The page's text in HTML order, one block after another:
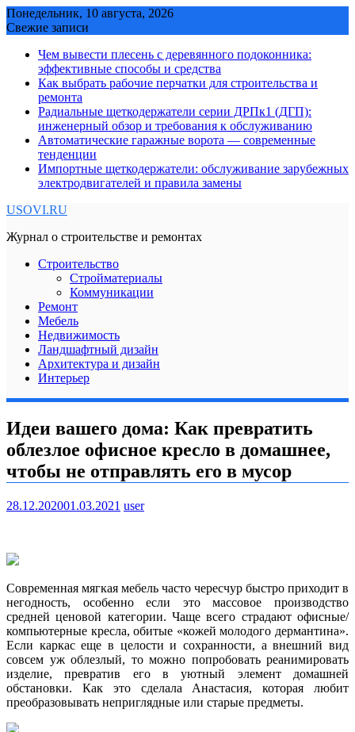
Skip
to
Понедельник, 10 августа, 2026
Свежие записи
Чем вывести плесень с деревянного подоконника:
эффективные способы и средства
Как выбрать рабочие перчатки для строительства и
ремонта
Радиальные щеткодержатели серии ДРПк1 (ДГП):
инженерный обзор и требования к обслуживанию
Автоматические гаражные ворота — современные
тенденции
Импортные щеткодержатели: обслуживание зарубежных
электродвигателей и правила замены
USOVI.RU
Журнал о строительстве и ремонтах
Строительство
Стройматериалы
Коммуникации
Ремонт
Мебель
Недвижимость
Ландшафтный дизайн
Архитектура и дизайн
Интерьер
Идеи вашего дома: Как превратить
облезлое офисное кресло в домашнее,
чтобы не отправлять его в мусор
28.12.202001.03.2021 user
Современная мягкая мебель часто чересчур быстро приходит в
негодность, особенно если это массовое производство
средней ценовой категории. Чаще всего страдают офисные/
компьютерные кресла, обитые «кожей молодого дермантина».
Если каркас еще в целости и сохранности, авнешний вид
совсем уж облезлый, то можно попробовать реанимировать
изделие, превратив его в уютный элемент домашней
обстановки. Как это сделала Анастасия, которая любит
преобразовывать неприглядные или старые предметы.